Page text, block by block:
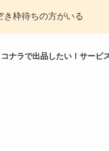
き枠待ちの方がいる
コナラで出品したい！サービ